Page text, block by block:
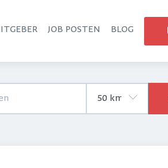
JOB POSTEN BLOG